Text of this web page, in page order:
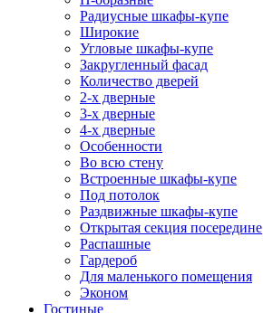
Радиусные шкафы-купе
Широкие
Угловые шкафы-купе
Закругленный фасад
Количество дверей
2-х дверные
3-х дверные
4-х дверные
Особенности
Во всю стену
Встроенные шкафы-купе
Под потолок
Раздвижные шкафы-купе
Открытая секция посередине
Распашные
Гардероб
Для маленького помещения
Эконом
Гостиные